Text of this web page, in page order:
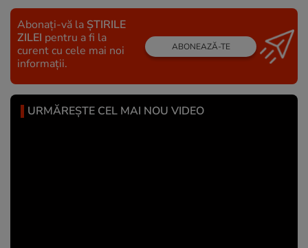
Abonați-vă la ȘTIRILE
ZILEI pentru a fi la
curent cu cele mai noi
informații.
ABONEAZĂ-TE
URMĂREȘTE CEL MAI NOU VIDEO